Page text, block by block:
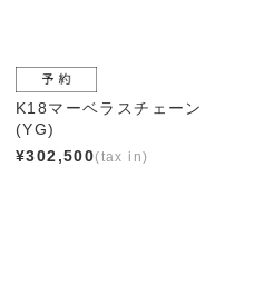
K18マーベラスチェーン
(YG)
¥302,500